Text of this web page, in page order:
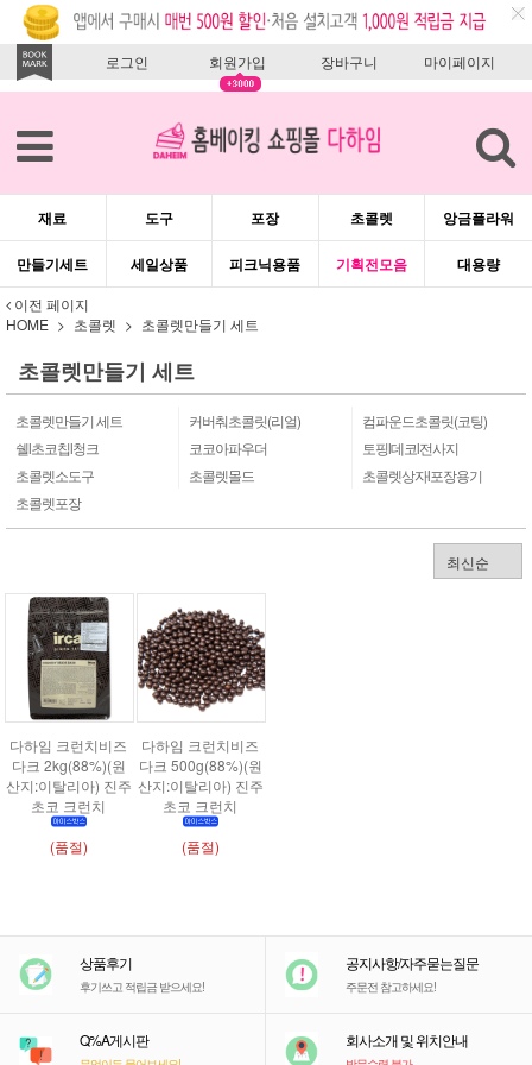
로그인 회원가입 장바구니 마이페이지
재료 도구 포장 초콜렛 앙금플라워
만들기세트 세일상품 피크닉용품 기획전모음 대용량
이전 페이지
HOME
초콜렛 초콜렛만들기 세트
초콜렛만들기 세트
초콜렛만들기 세트 커버춰초콜릿(리얼)
컴파운드초콜릿(코팅)
쉘l초코칩l청크
코코아파우더
토핑l데코l전사지
초콜렛소도구
초콜렛몰드
초콜렛상자l포장용기
초콜렛포장
다하임 크런치비즈
다크 2kg(88%)(원
산지:이탈리아) 진주
초코 크런치
(품절)
다하임 크런치비즈
다크 500g(88%)(원
산지:이탈리아) 진주
초코 크런치
(품절)
상품후기
후기쓰고 적립금 받으세요!
공지사항/자주묻는질문
주문전 참고하세요!
Q%A게시판 회사소개 및 위치안내